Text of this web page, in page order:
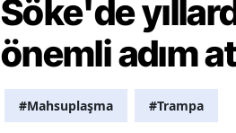
Söke'de
önemli adım
#Mahsuplaşma #Trampa